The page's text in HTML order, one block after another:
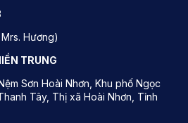
Hương)
TRUNG
Sơn Hoài Nhơn, Khu phố Ngọc
Tây, Thị xã Hoài Nhơn, Tỉnh